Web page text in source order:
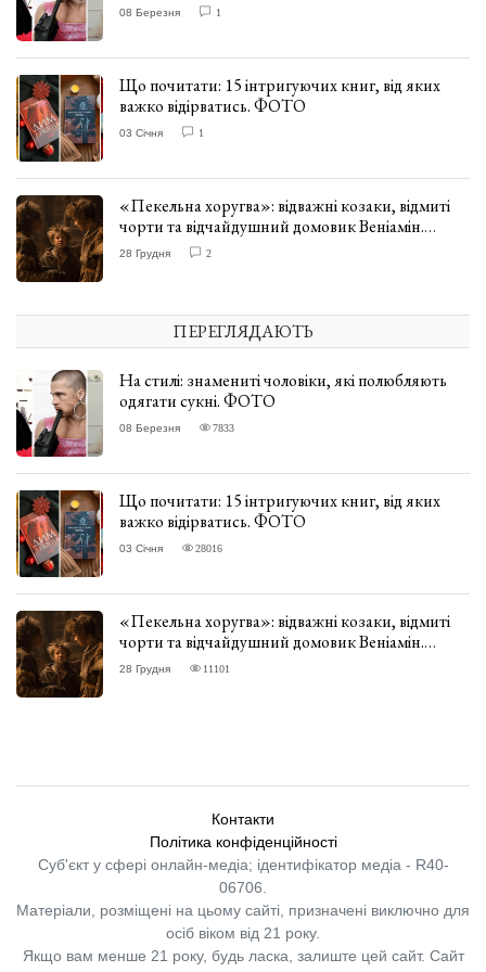
08 Березня 1
Що почитати: 15 інтригуючих книг, від яких
важко відірватись. ФОТО
03 Січня 1
«Пекельна хоругва»: відважні козаки, відмиті
чорти та відчайдушний домовик Веніамін.
ВІДГУК
28 Грудня 2
ПЕРЕГЛЯДАЮТЬ
На стилі: знамениті чоловіки, які полюбляють
одягати сукні. ФОТО
08 Березня 7833
Що почитати: 15 інтригуючих книг, від яких
важко відірватись. ФОТО
03 Січня 28016
«Пекельна хоругва»: відважні козаки, відмиті
чорти та відчайдушний домовик Веніамін.
ВІДГУК
28 Грудня 11101
Контакти
Політика конфіденційності
Суб'єкт у сфері онлайн-медіа; ідентифікатор медіа - R40-
06706.
Матеріали, розміщені на цьому сайті, призначені виключно для
осіб віком від 21 року.
Якщо вам менше 21 року, будь ласка, залиште цей сайт. Сайт